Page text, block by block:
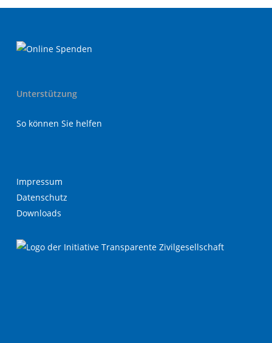
Unterstützung
So können Sie helfen
Impressum
Datenschutz
Downloads